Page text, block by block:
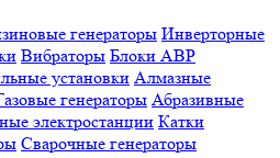
генераторы Инверторные
Вибраторы Блоки АВР
установки Алмазные
генераторы Абразивные
электростанции Катки
Сварочные генераторы